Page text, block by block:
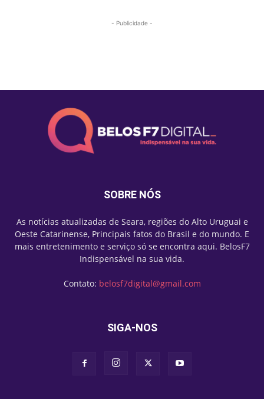
- Publicidade -
SOBRE NÓS
As notícias atualizadas de Seara, regiões do Alto Uruguai e
Oeste Catarinense, Principais fatos do Brasil e do mundo. E
mais entretenimento e serviço só se encontra aqui. BelosF7
Indispensável na sua vida.
Contato: belosf7digital@gmail.com
SIGA-NOS